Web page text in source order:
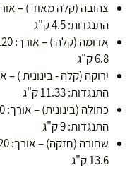
התנגדות: 4.5 ק"ג
6.8 ק"ג
התנגדות: 11.33 ק"ג
התנגדות: 9 ק"ג
13.6 ק"ג